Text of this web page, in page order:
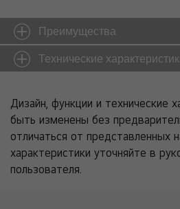
Преимущества
Технические
Дизайн, функции и технические
быть изменены без
отличаться от представленных
характеристики уточняйте в
пользователя.